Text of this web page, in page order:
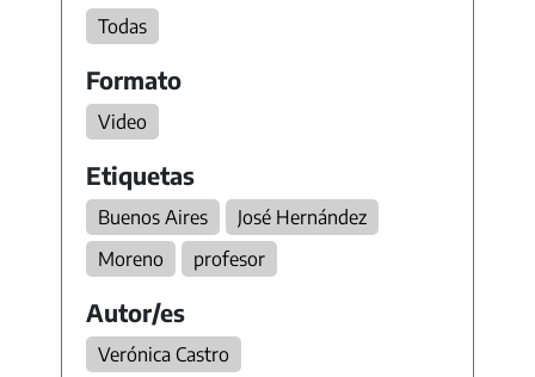
Todas
Formato
Video
Etiquetas
Buenos Aires
José Hernández
Moreno
profesor
Autor/es
Verónica Castro